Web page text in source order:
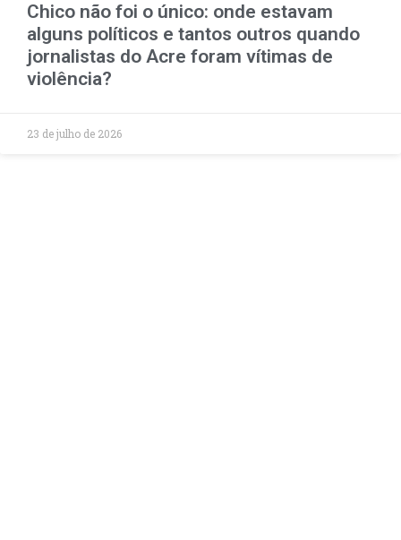
Chico não foi o único: onde estavam
alguns políticos e tantos outros quando
jornalistas do Acre foram vítimas de
violência?
23 de julho de 2026